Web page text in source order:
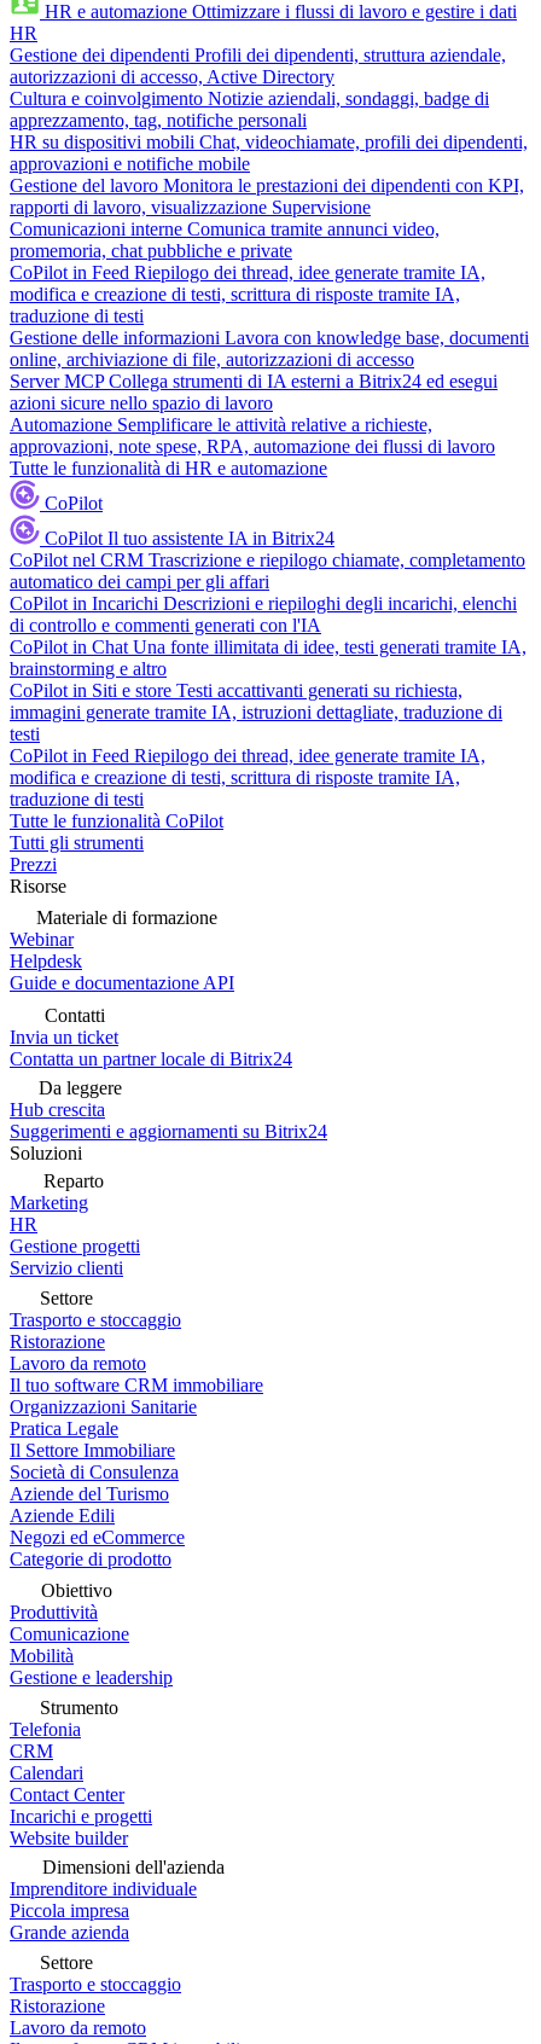
HR e automazione Ottimizzare i flussi di lavoro e gestire i dati
HR
Gestione dei dipendenti Profili dei dipendenti, struttura aziendale,
autorizzazioni di accesso, Active Directory
Cultura e coinvolgimento Notizie aziendali, sondaggi, badge di
apprezzamento, tag, notifiche personali
HR su dispositivi mobili Chat, videochiamate, profili dei dipendenti,
approvazioni e notifiche mobile
Gestione del lavoro Monitora le prestazioni dei dipendenti con KPI,
rapporti di lavoro, visualizzazione Supervisione
Comunicazioni interne Comunica tramite annunci video,
promemoria, chat pubbliche e private
CoPilot in Feed Riepilogo dei thread, idee generate tramite IA,
modifica e creazione di testi, scrittura di risposte tramite IA,
traduzione di testi
Gestione delle informazioni Lavora con knowledge base, documenti
online, archiviazione di file, autorizzazioni di accesso
Server MCP Collega strumenti di IA esterni a Bitrix24 ed esegui
azioni sicure nello spazio di lavoro
Automazione Semplificare le attività relative a richieste,
approvazioni, note spese, RPA, automazione dei flussi di lavoro
Tutte le funzionalità di HR e automazione
CoPilot
CoPilot Il tuo assistente IA in Bitrix24
CoPilot nel CRM Trascrizione e riepilogo chiamate, completamento
automatico dei campi per gli affari
CoPilot in Incarichi Descrizioni e riepiloghi degli incarichi, elenchi
di controllo e commenti generati con l'IA
CoPilot in Chat Una fonte illimitata di idee, testi generati tramite IA,
brainstorming e altro
CoPilot in Siti e store Testi accattivanti generati su richiesta,
immagini generate tramite IA, istruzioni dettagliate, traduzione di
testi
CoPilot in Feed Riepilogo dei thread, idee generate tramite IA,
modifica e creazione di testi, scrittura di risposte tramite IA,
traduzione di testi
Tutte le funzionalità CoPilot
Tutti gli strumenti
Prezzi
Risorse
Materiale di formazione
Webinar
Helpdesk
Guide e documentazione API
Contatti
Invia un ticket
Contatta un partner locale di Bitrix24
Da leggere
Hub crescita
Suggerimenti e aggiornamenti su Bitrix24
Soluzioni
Reparto
Marketing
HR
Gestione progetti
Servizio clienti
Settore
Trasporto e stoccaggio
Ristorazione
Lavoro da remoto
Il tuo software CRM immobiliare
Organizzazioni Sanitarie
Pratica Legale
Il Settore Immobiliare
Società di Consulenza
Aziende del Turismo
Aziende Edili
Negozi ed eCommerce
Categorie di prodotto
Obiettivo
Produttività
Comunicazione
Mobilità
Gestione e leadership
Strumento
Telefonia
CRM
Calendari
Contact Center
Incarichi e progetti
Website builder
Dimensioni dell'azienda
Imprenditore individuale
Piccola impresa
Grande azienda
Settore
Trasporto e stoccaggio
Ristorazione
Lavoro da remoto